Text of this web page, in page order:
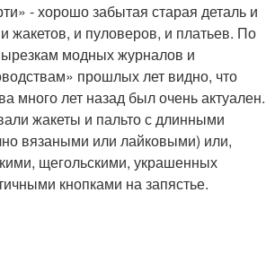
- хорошо забытая старая деталь и
жакетов, и пуловеров, и платьев. По
модных журналов и
прошлых лет видно, что
много лет назад был очень актуален.
жакеты и пальто с длинными
вязаными или лайковыми) или,
щегольскими, украшенных
кнопками на запястье.